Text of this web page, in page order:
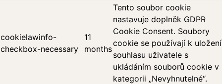
cookielawinfo-
checkbox-necessary
11
months
Tento soubor cookie
nastavuje doplněk GDPR
Cookie Consent. Soubory
cookie se používají k uložení
souhlasu uživatele s
ukládáním souborů cookie v
kategorii „Nevyhnutelné“.